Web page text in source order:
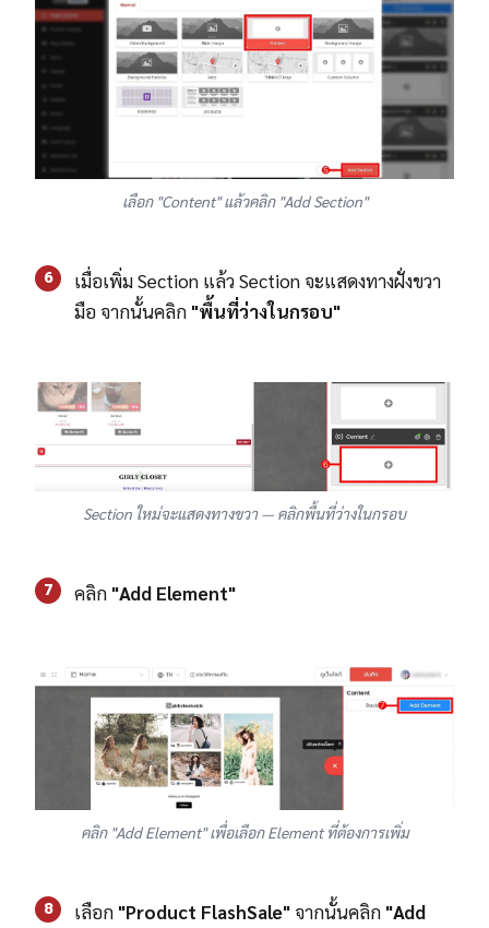
เลือก "Content" แล้วคลิก "Add Section"
6
เมื่อเพิ่ม Section แล้ว Section จะแสดงทางฝั่งขวา
มือ จากนั้นคลิก "พื้นที่ว่างในกรอบ"
Section ใหม่จะแสดงทางขวา — คลิกพื้นที่ว่างในกรอบ
7 คลิก "Add Element"
คลิก "Add Element" เพื่อเลือก Element ที่ต้องการเพิ่ม
8 เลือก "Product FlashSale" จากนั้นคลิก "Add